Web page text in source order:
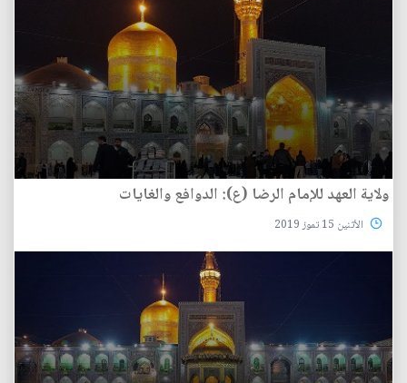
ولاية العهد للإمام الرضا (ع): الدوافع والغايات
الأثنين 15 تموز 2019